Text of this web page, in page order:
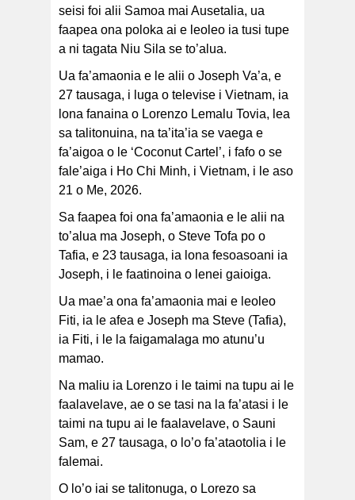
seisi foi alii Samoa mai Ausetalia, ua
faapea ona poloka ai e leoleo ia tusi tupe
a ni tagata Niu Sila se to’alua.
Ua fa’amaonia e le alii o Joseph Va’a, e
27 tausaga, i luga o televise i Vietnam, ia
lona fanaina o Lorenzo Lemalu Tovia, lea
sa talitonuina, na ta’ita’ia se vaega e
fa’aigoa o le ‘Coconut Cartel’, i fafo o se
fale’aiga i Ho Chi Minh, i Vietnam, i le aso
21 o Me, 2026.
Sa faapea foi ona fa’amaonia e le alii na
to’alua ma Joseph, o Steve Tofa po o
Tafia, e 23 tausaga, ia lona fesoasoani ia
Joseph, i le faatinoina o lenei gaioiga.
Ua mae’a ona fa’amaonia mai e leoleo
Fiti, ia le afea e Joseph ma Steve (Tafia),
ia Fiti, i le la faigamalaga mo atunu’u
mamao.
Na maliu ia Lorenzo i le taimi na tupu ai le
faalavelave, ae o se tasi na la fa’atasi i le
taimi na tupu ai le faalavelave, o Sauni
Sam, e 27 tausaga, o lo’o fa’ataotolia i le
falemai.
O lo’o iai se talitonuga, o Lorezo sa